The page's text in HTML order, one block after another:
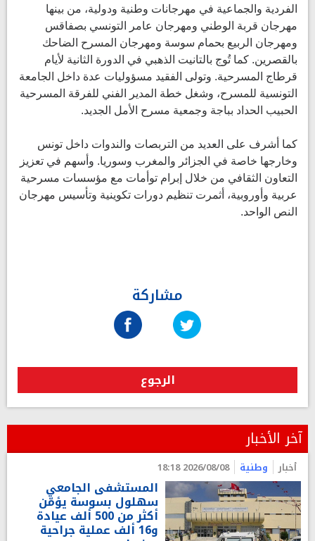
الفردية والجماعية في مهرجانات وطنية ودولية، من بينها
مهرجان قربة الوطني ومهرجان عامر التونسي بصفاقس
ومهرجان الربيع بحمام سوسة ومهرجان المسرح الضاحك
بالقصرين. كما تُوج بالتانيت الذهبي في الدورة الثانية لأيام
قرطاج المسرحية. وتولى الفقيد مسؤوليات عدة داخل الجامعة
التونسية للمسرح، وشغل خطة المدير الفني للفرقة المسرحية
الحبيب الحداد بباجة وجمعية مسرح الأمل الجديد.
كما أشرف على العديد من التربصات والندوات داخل تونس
وخارجها خاصة في الجزائر والمغرب وسوريا. وأسهم في تعزيز
التعاون الثقافي من خلال إبرام توأمات مع مؤسسات مسرحية
عربية وأوروبية، أثمرت تنظيم دورات تكوينية وتأسيس مهرجان
النص الواحد.
مشاركة
الرجوع
آخر الأخبار
أخبار وطنية 2026/08/08 18:18
المستشفى الجامعي
سهلول بسوسة يؤمّن
أكثر من 500 ألف عيادة
و16 ألف عملية جراحية